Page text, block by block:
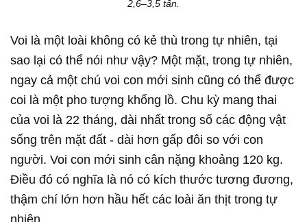
2,6–3,5 tấn.
Voi là một loài không có kẻ thù trong tự nhiên, tại
sao lại có thể nói như vậy? Một mặt, trong tự nhiên,
ngay cả một chú voi con mới sinh cũng có thể được
coi là một pho tượng khổng lồ. Chu kỳ mang thai
của voi là 22 tháng, dài nhất trong số các động vật
sống trên mặt đất - dài hơn gấp đôi so với con
người. Voi con mới sinh cân nặng khoảng 120 kg.
Điều đó có nghĩa là nó có kích thước tương đương,
thậm chí lớn hơn hầu hết các loài ăn thịt trong tự
nhiên.